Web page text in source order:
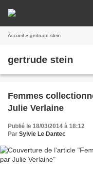
Accueil » gertrude stein
gertrude stein
Femmes
Julie Verlaine
Publié le 18/03/2014 à 18:12
Par Sylvie Le Dantec